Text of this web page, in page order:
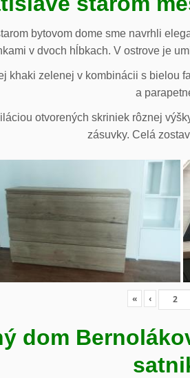
bytovom dome sme navrhli
v dvoch hĺbkach. V ostrove je
khaki zelenej v kombinácii s bielou
a
otvorených skriniek rôznej
zásuvky. Celá
« ‹
dom